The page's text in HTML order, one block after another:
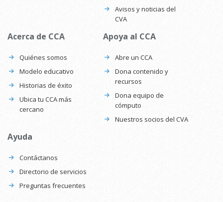
Avisos y noticias del
CVA
Acerca de CCA
Quiénes somos
Modelo educativo
Historias de éxito
Ubica tu CCA más
cercano
Apoya al CCA
Abre un CCA
Dona contenido y
recursos
Dona equipo de
cómputo
Nuestros socios del CVA
Ayuda
Contáctanos
Directorio de servicios
Preguntas frecuentes